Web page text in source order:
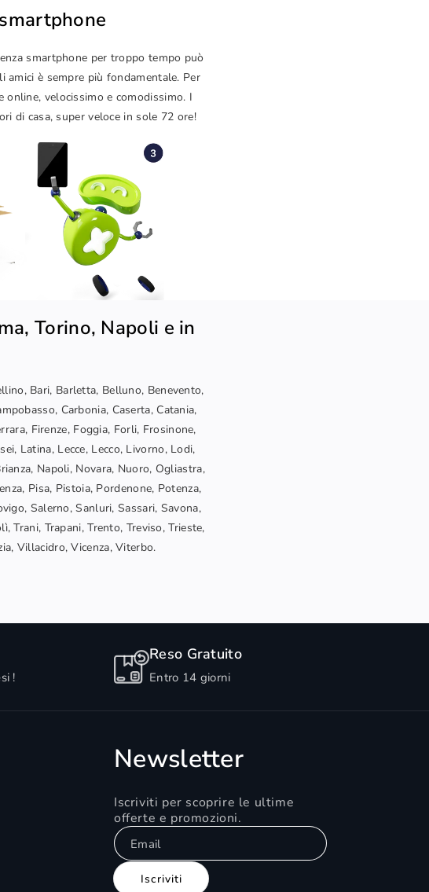
smartphone per troppo tempo può
amici è sempre più fondamentale. Per
online, velocissimo e comodissimo. I
di casa, super veloce in sole 72 ore!
Torino, Napoli e in
Bari, Barletta, Belluno, Benevento,
Carbonia, Caserta, Catania,
Firenze, Foggia, Forli, Frosinone,
Latina, Lecce, Lecco, Livorno, Lodi,
Napoli, Novara, Nuoro, Ogliastra,
Pisa, Pistoia, Pordenone, Potenza,
Salerno, Sanluri, Sassari, Savona,
Trani, Trapani, Trento, Treviso, Trieste,
Villacidro, Vicenza, Viterbo.
!
Reso Gratuito
Entro 14 giorni
Newsletter
Iscriviti per scoprire le ultime
offerte e promozioni.
Email
Iscriviti